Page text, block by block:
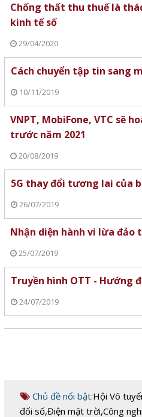
Chống thất thu thuế là
kinh tế số
29/04/2020
Cách chuyển tập tin sang
10/11/2019
VNPT, MobiFone, VTC sẽ
trước năm 2021
20/08/2019
5G thay đổi tương lai của
26/07/2019
Nhận diện hành vi lừa đảo
25/07/2019
Truyền hình OTT - Hướng
24/07/2019
Chủ đề nổi bật:Hội Vô
đổi số,Điện mặt trời,Công